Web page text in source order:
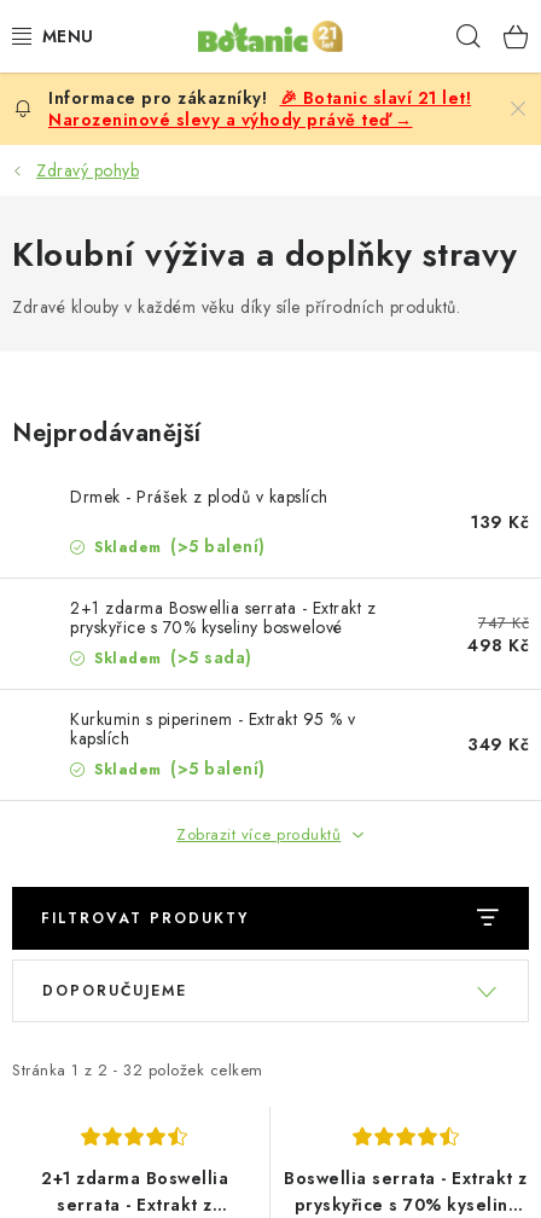
na
PREMIUM
DOPLŇKY STRAVY
BESTSELLERY
OSTATNÍ
DOVOLENÁ
Doprava a platba
Proč Botanic?
Kontakty
🎉 Botanic slaví 21 let!
Narozeninové slevy a výhody právě teď →
Zdravý pohyb
Kloubní výživa a doplňky stravy
Zdravé klouby v každém věku díky síle přírodních produktů.
Nejprodávanější
Drmek - Prášek z plodů v kapslích
Skladem (>5 balení)
139 Kč
2+1 zdarma Boswellia serrata - Extrakt z
pryskyřice s 70% kyseliny boswelové
(Boswellin®️ HBD Sabinsa) v kapslích
Skladem (>5 sada)
747 Kč
498 Kč
Kurkumin s piperinem - Extrakt 95 % v
kapslích
Skladem (>5 balení)
349 Kč
Zobrazit více produktů
FILTROVAT PRODUKTY
V
i
Stránka 1 z 2 - 32 položek celkem
Ř
e
DOPORUČUJEME
2+1 zdarma Boswellia
serrata - Extrakt z
Boswellia serrata - Extrakt z
pryskyřice s 70% kyseliny